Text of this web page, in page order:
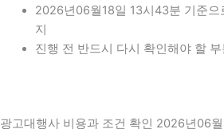
2026년06월18일 13시43분 기준으
지
진행 전 반드시 다시 확인해야 할
광고대행사 비용과 조건 확인 2026년06